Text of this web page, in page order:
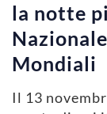
la notte
Mondiali
Il 13